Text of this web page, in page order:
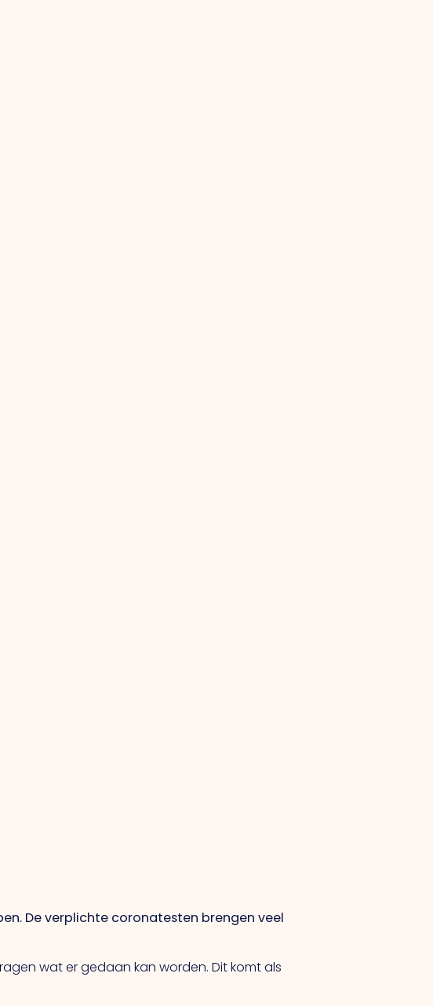
De verplichte coronatesten brengen veel
wat er gedaan kan worden. Dit komt als